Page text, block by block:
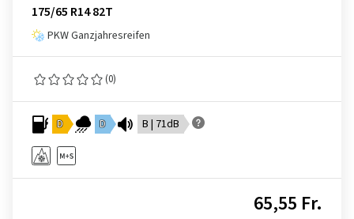
175/65 R14 82T
PKW Ganzjahresreifen
(0)
D D B | 71dB
65,55 Fr.